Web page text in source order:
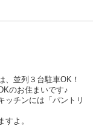
、並列３台駐車OK！
のお住まいです♪
ッチンには「パントリ
よ。